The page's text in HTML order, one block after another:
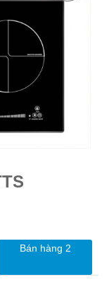
Bán hàng 2